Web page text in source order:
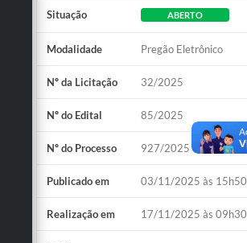
Situação ABERTO
Modalidade Pregão Eletrônico
Nº da Licitação 32/2025
Nº do Edital 85/2025
Nº do Processo 927/2025
Publicado em 03/11/2025 às 15h50
Realização em 17/11/2025 às 09h30